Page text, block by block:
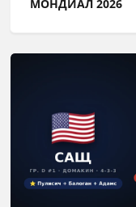
МОНДИАЛ 2026